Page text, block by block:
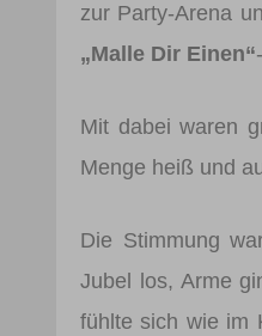
zur Party-Arena
„Malle Dir Einen“
Mit dabei waren
Menge heiß und
Die Stimmung
Jubel los, Arme
fühlte sich wie im